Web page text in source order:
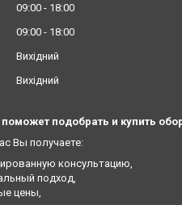
09:00
18:00
09:00
18:00
Вихідний
Вихідний
подобрать и купить
Вы получаете:
консультацию,
подход,
цены,